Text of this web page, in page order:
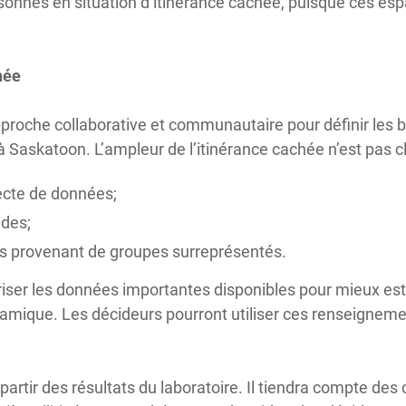
collaborative et communautaire pour définir les
L’ampleur de l’itinérance cachée n’est pas
de données;
provenant de groupes surreprésentés.
les données importantes disponibles pour mieux
Les décideurs pourront utiliser ces
des résultats du laboratoire. Il tiendra compte des